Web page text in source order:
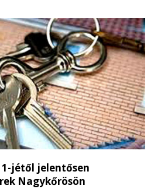
nyújtott, a segítségével
anyagokat.
jétől jelentősen
Nagykőrösön